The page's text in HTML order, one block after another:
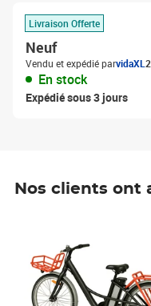
Livraison Offerte
Neuf
Vendu et expédié parvidaXL
En stock
Expédié sous 3 jours
Nos clients ont